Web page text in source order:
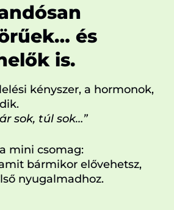
és
is.
kényszer, a hormonok,
sok, túl sok…”
mini csomag:
bármikor elővehetsz,
nyugalmadhoz.